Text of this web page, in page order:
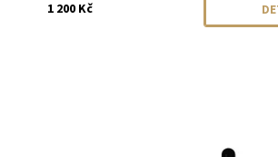
1 200 Kč